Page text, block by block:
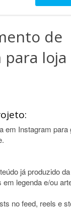
de
loja
em Instagram para
já produzido
legenda e/ou
no feed, reels e